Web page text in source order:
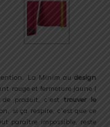
La Minim au design
rouge et fermeture jaune (
produit, c’est trouver le
si ça respire, c’est que ce
paraître impossible, reste